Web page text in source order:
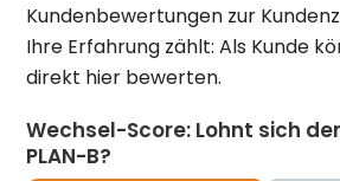
Kundenbewertungen zur
Ihre Erfahrung zählt: Als Kunde
direkt hier bewerten.
Wechsel-Score: Lohnt sich
PLAN-B?